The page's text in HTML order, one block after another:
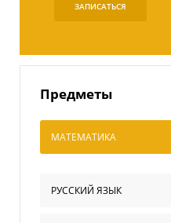
ЗАПИСАТЬСЯ
Предметы
МАТЕМАТИКА
РУССКИЙ ЯЗЫК